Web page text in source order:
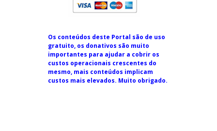
Os conteúdos deste Portal são de uso
gratuito, os donativos são muito
importantes para ajudar a cobrir os
custos operacionais crescentes do
mesmo, mais conteúdos implicam
custos mais elevados. Muito obrigado.